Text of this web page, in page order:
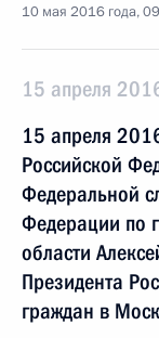
10 мая 2016 года,
15 апреля
15 апреля
Российской
Федеральной
Федерации по
области
Президента
граждан в